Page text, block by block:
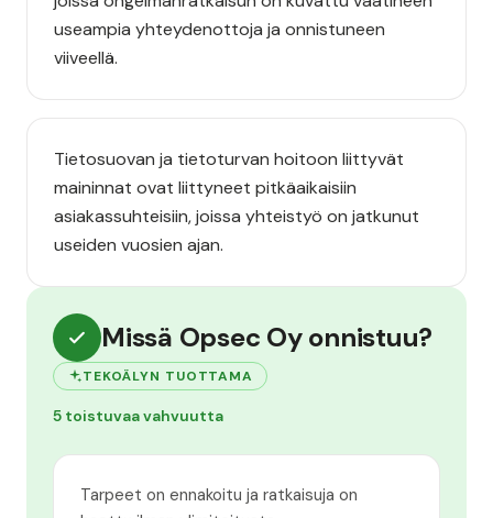
useampia yhteydenottoja ja onnistuneen
viiveellä.
Tietosuovan ja tietoturvan hoitoon liittyvät
maininnat ovat liittyneet pitkäaikaisiin
asiakassuhteisiin, joissa yhteistyö on jatkunut
useiden vuosien ajan.
Missä Opsec Oy onnistuu?
TEKOÄLYN TUOTTAMA
5 toistuvaa vahvuutta
Tarpeet on ennakoitu ja ratkaisuja on